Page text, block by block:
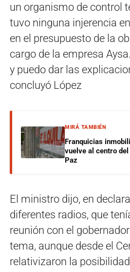
un organismo de control
tuvo ninguna injerencia
en el presupuesto de la
cargo de la empresa
y puedo dar las
concluyó López
MIRÁ TAMBIÉN
Franquicias
vuelve al centro
Paz
El ministro dijo, en
diferentes radios, que
reunión con el
tema, aunque desde el
relativizaron la